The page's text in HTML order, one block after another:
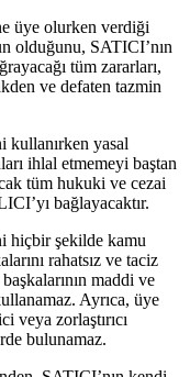
üye olurken verdiği
olduğunu, SATICI’nın
tüm zararları,
ve defaten tazmin
yasal
ihlal etmemeyi baştan
tüm hukuki ve cezai
bağlayacaktır.
hiçbir şekilde kamu
rahatsız ve taciz
maddi ve
Ayrıca, üye
veya zorlaştırıcı
bulunamaz.